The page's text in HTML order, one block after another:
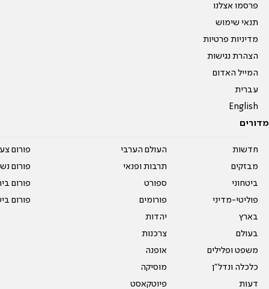
פרסמו אצלנו
תנאי שימוש
מדיניות פרטיות
הצהרת נגישות
המייל האדום
עברית
English
מדורים
חדשות
מבזקים
ביטחוני
פוליטי-מדיני
בארץ
בעולם
משפט ופלילים
כלכלה ונדל"ן
דעות
העולם הערבי
תרבות ופנאי
ספורט
פורומים
יהדות
צרכנות
אופנה
מוסיקה
פיוטקאסט
פורום
פורום
פורום
פורום